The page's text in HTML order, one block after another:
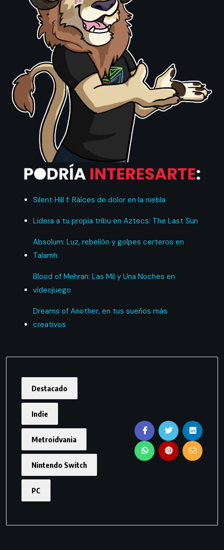
Silent Hill f: Raíces de dolor en la niebla
Lidera a tu propia tribu en Aztecs: The Last Sun
Absolum: Luz, rebelión y golpes certeros en
Talamh
Blood of Mehran: Las Mil y Una Noches en
videojuego
Dreams of Another, en tus sueños más
creativos
Destacado
Indie
Metroidvania
Nintendo Switch
PC